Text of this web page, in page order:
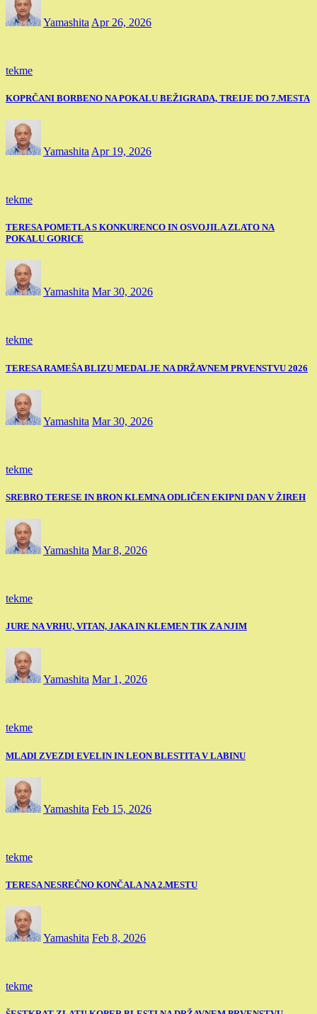
Yamashita Apr 26, 2026
tekme
KOPRČANI BORBENO NA POKALU BEŽIGRADA, TREIJE DO 7.MESTA
Yamashita Apr 19, 2026
tekme
TERESA POMETLA S KONKURENCO IN OSVOJILA ZLATO NA
POKALU GORICE
Yamashita Mar 30, 2026
tekme
TERESA RAMEŠA BLIZU MEDALJE NA DRŽAVNEM PRVENSTVU 2026
Yamashita Mar 30, 2026
tekme
SREBRO TERESE IN BRON KLEMNA ODLIČEN EKIPNI DAN V ŽIREH
Yamashita Mar 8, 2026
tekme
JURE NA VRHU, VITAN, JAKA IN KLEMEN TIK ZA NJIM
Yamashita Mar 1, 2026
tekme
MLADI ZVEZDI EVELIN IN LEON BLESTITA V LABINU
Yamashita Feb 15, 2026
tekme
TERESA NESREČNO KONČALA NA 2.MESTU
Yamashita Feb 8, 2026
tekme